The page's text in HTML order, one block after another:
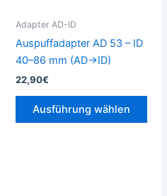
können
gewählt
Adapter AD-ID
Auspuffadapter AD 53 – ID
40–86 mm (AD→ID)
22,90€
Ausführung wählen